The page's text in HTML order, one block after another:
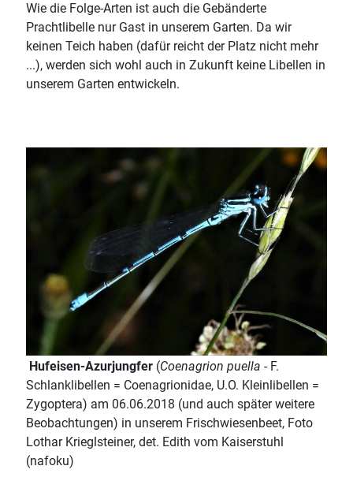
Wie die Folge-Arten ist auch die Gebänderte
Prachtlibelle nur Gast in unserem Garten. Da wir
keinen Teich haben (dafür reicht der Platz nicht mehr
...), werden sich wohl auch in Zukunft keine Libellen in
unserem Garten entwickeln.
Hufeisen-Azurjungfer (Coenagrion puella - F.
Schlanklibellen = Coenagrionidae, U.O. Kleinlibellen =
Zygoptera) am 06.06.2018 (und auch später weitere
Beobachtungen) in unserem Frischwiesenbeet, Foto
Lothar Krieglsteiner, det. Edith vom Kaiserstuhl
(nafoku)